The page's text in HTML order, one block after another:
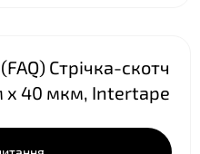
Стрічка-скотч
х 40 мкм, Intertape